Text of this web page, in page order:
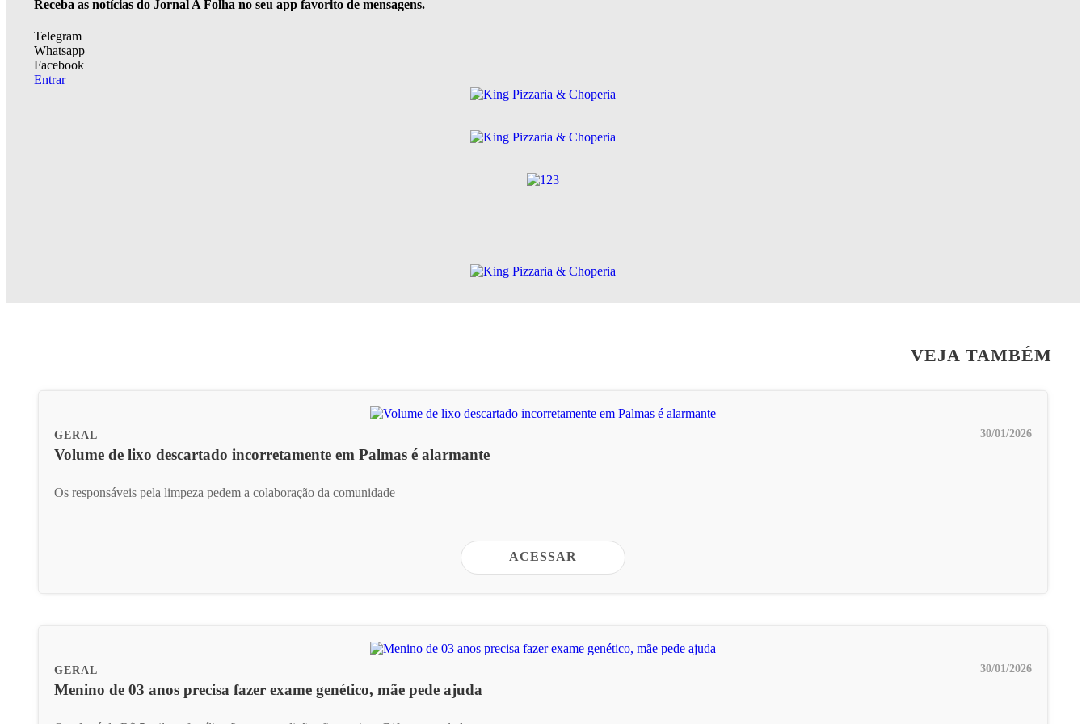
Receba as notícias do Jornal A Folha no seu app favorito de mensagens.
Telegram
Whatsapp
Facebook
Entrar
VEJA TAMBÉM
GERAL 30/01/2026
Volume de lixo descartado incorretamente em Palmas é alarmante
Os responsáveis pela limpeza pedem a colaboração da comunidade
ACESSAR
GERAL 30/01/2026
Menino de 03 anos precisa fazer exame genético, mãe pede ajuda